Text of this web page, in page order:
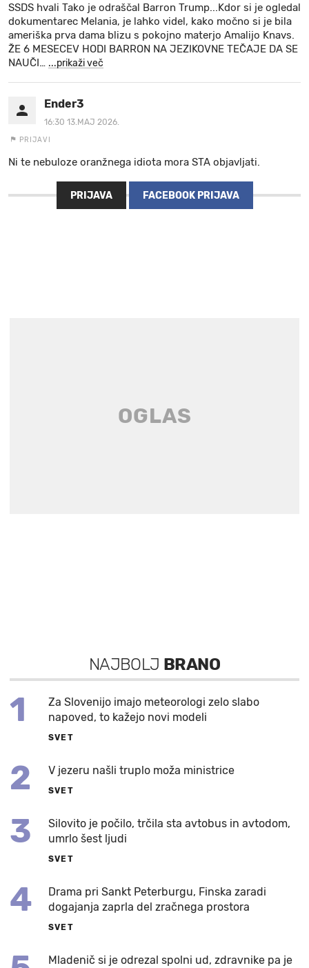
SSDS hvali Tako je odraščal Barron Trump...Kdor si je ogledal
dokumentarec Melania, je lahko videl, kako močno si je bila
ameriška prva dama blizu s pokojno materjo Amalijo Knavs.
ŽE 6 MESECEV HODI BARRON NA JEZIKOVNE TEČAJE DA SE
NAUČI… ...prikaži več
Ender3
16:30 13.MAJ 2026.
PRIJAVI
Ni te nebuloze oranžnega idiota mora STA objavljati.
PRIJAVA FACEBOOK PRIJAVA
NAJBOLJ BRANO
1
Za Slovenijo imajo meteorologi zelo slabo
napoved, to kažejo novi modeli
SVET
2 V jezeru našli truplo moža ministrice
SVET
3
Silovito je počilo, trčila sta avtobus in avtodom,
umrlo šest ljudi
SVET
4
Drama pri Sankt Peterburgu, Finska zaradi
dogajanja zaprla del zračnega prostora
SVET
Mladenič si je odrezal spolni ud, zdravnike pa je